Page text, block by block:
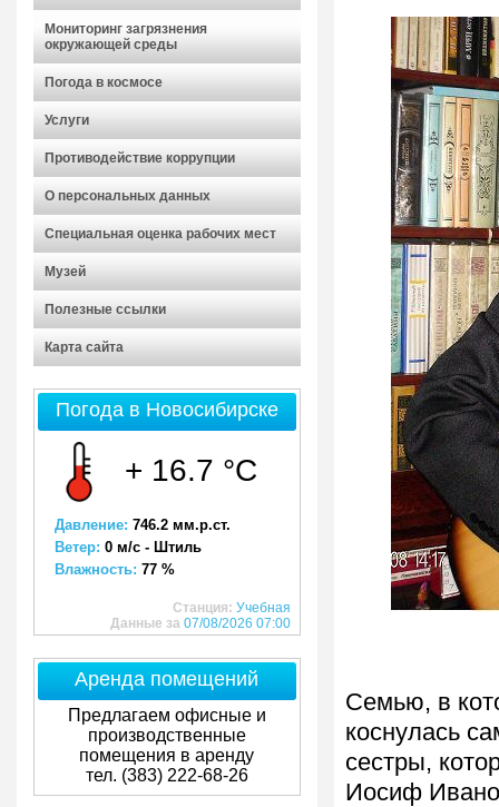
Мониторинг загрязнения
окружающей среды
Погода в космосе
Услуги
Противодействие коррупции
О персональных данных
Специальная оценка рабочих мест
Музей
Полезные ссылки
Карта сайта
Погода в Новосибирске
+ 16.7 °C
Давление: 746.2 мм.р.ст.
Ветер: 0 м/с - Штиль
Влажность: 77 %
Станция: Учебная
Данные за 07/08/2026 07:00
Аренда помещений
Предлагаем офисные и
производственные
помещения в аренду
тел. (383) 222-68-26
Семью, в
коснулась
сестры,
Иосиф